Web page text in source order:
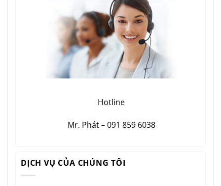
Hotline
Mr. Phát – 091 859 6038
DỊCH VỤ CỦA CHÚNG TÔI